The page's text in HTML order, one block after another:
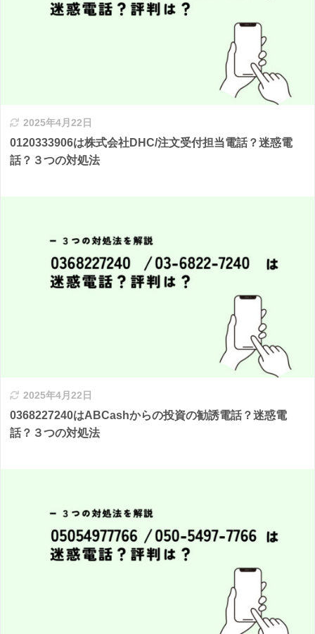
2025年4月22日
0120333906は株式会社DHC/注文受付担当電話？迷惑電
話？３つの対処法
2025年4月22日
0368227240はABCashからの投資の勧誘電話？迷惑電
話？３つの対処法